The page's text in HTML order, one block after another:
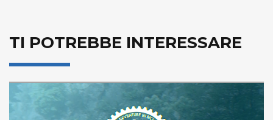
TI POTREBBE INTERESSARE